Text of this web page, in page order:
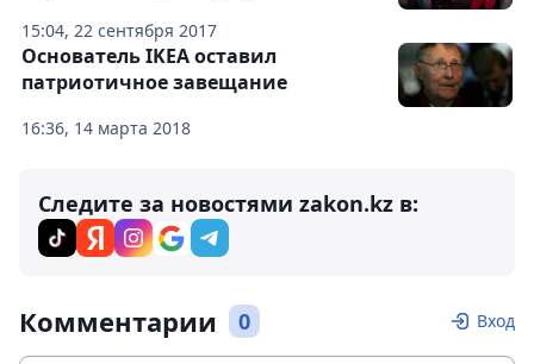
15:04, 22 сентября 2017
16:36, 14 марта 2018
Основатель IKEA оставил
патриотичное завещание
Следите за новостями zakon.kz в:
Комментарии 0 Вход